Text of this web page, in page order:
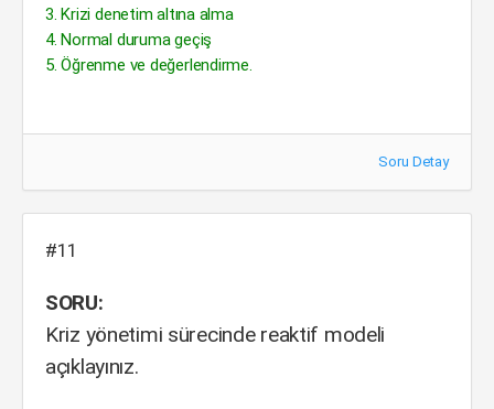
3. Krizi denetim altına alma
4. Normal duruma geçiş
5. Öğrenme ve değerlendirme.
Soru Detay
#11
SORU:
Kriz yönetimi sürecinde reaktif modeli
açıklayınız.